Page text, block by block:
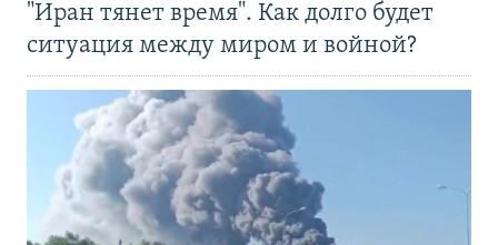
"Иран тянет время". Как долго будет
ситуация между миром и войной?